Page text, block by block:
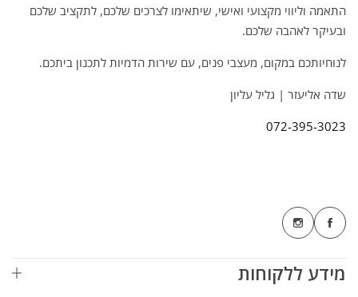
התאמה וליווי מקצועי ואישי, שיתאימו לצרכים שלכם, לתקציב שלכם
ובעיקר לאהבה שלכם.
לנוחיותכם במקום, מעצבי פנים, עם שירות הדמיות לתכנון ביתכם.
שדה אליעזר | גליל עליון
072-395-3023
מידע ללקוחות